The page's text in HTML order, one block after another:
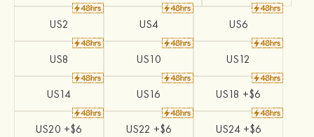
US2 US4 US6
US8 US10 US12
US14 US16 US18 +$6
US20 +$6 US22 +$6 US24 +$6